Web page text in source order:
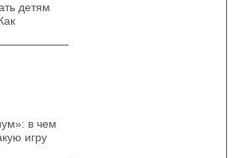
детям
в чем
игру